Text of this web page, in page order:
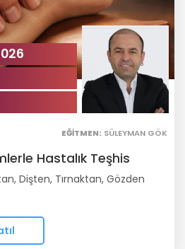
EĞITMEN: SÜLEYMAN GÖK
Hastalık Teşhis
Dişten, Tırnaktan, Gözden